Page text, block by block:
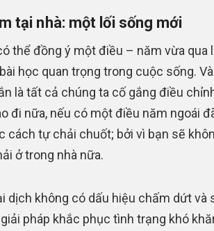
tại nhà: một lối sống mới
thể đồng ý một điều – năm vừa qua
học quan trọng trong cuộc sống.
là tất cả chúng ta cố gắng điều
đi nữa, nếu có một điều năm ngoái
cách tự chải chuốt; bởi vì bạn sẽ
ở trong nhà nữa.
dịch không có dấu hiệu chấm dứt và
pháp khắc phục tình trạng khó